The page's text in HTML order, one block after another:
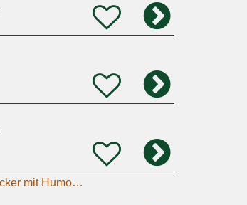
Bauhelfer (m/w/d) gesucht – Anpacker mit Humor willkommen!